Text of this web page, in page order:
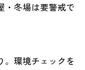
・冬場は要警戒で
。環境チェックを